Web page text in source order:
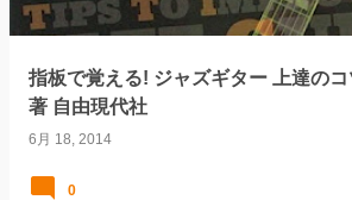
指板で覚える! ジャズギター 上達の
著 自由現代社
6月 18, 2014
0